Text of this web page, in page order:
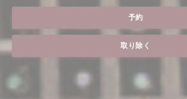
予約
取り除く